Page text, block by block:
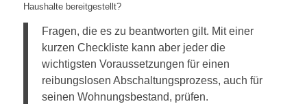
Haushalte bereitgestellt?
Fragen, die es zu beantworten gilt. Mit einer
kurzen Checkliste kann aber jeder die
wichtigsten Voraussetzungen für einen
reibungslosen Abschaltungsprozess, auch für
seinen Wohnungsbestand, prüfen.